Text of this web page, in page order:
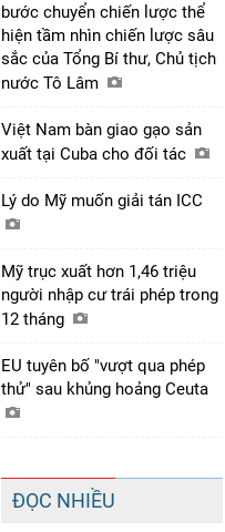
bước chuyển chiến lược thể
hiện tầm nhìn chiến lược sâu
sắc của Tổng Bí thư, Chủ tịch
nước Tô Lâm
Việt Nam bàn giao gạo sản
xuất tại Cuba cho đối tác
Lý do Mỹ muốn giải tán ICC
Mỹ trục xuất hơn 1,46 triệu
người nhập cư trái phép trong
12 tháng
EU tuyên bố "vượt qua phép
thử" sau khủng hoảng Ceuta
ĐỌC NHIỀU